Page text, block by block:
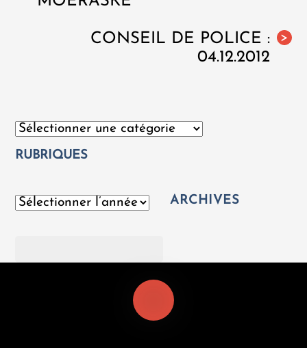
>
CONSEIL DE POLICE :
04.12.2012
Catégories
RUBRIQUES
Archives ARCHIVES